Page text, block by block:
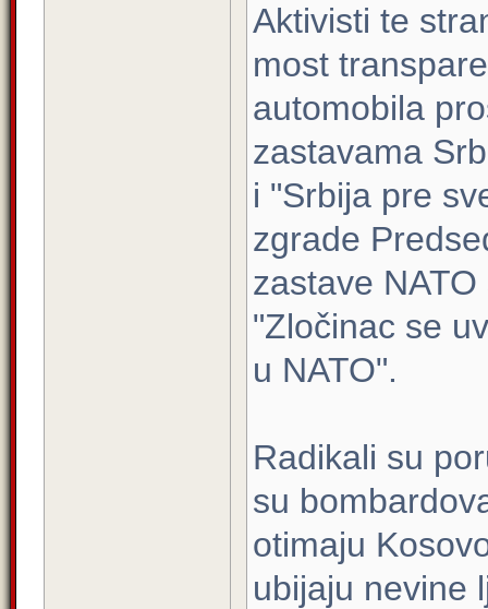
Aktivisti te
most
automobila
zastavama
i "Srbija pre
zgrade
zastave
"Zločinac se
u NATO".
Radikali su
su
otimaju
ubijaju nevine